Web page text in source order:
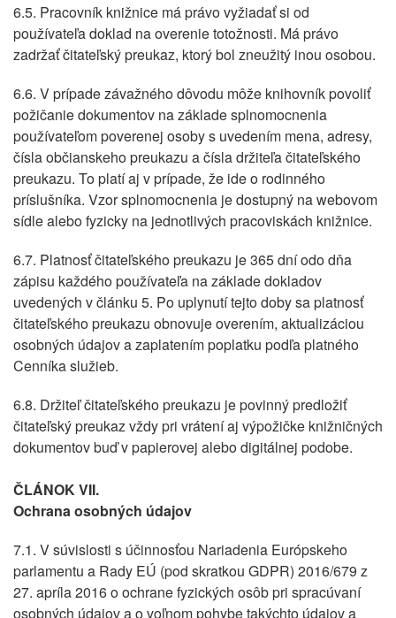
6.5. Pracovník knižnice má právo vyžiadať si od
používateľa doklad na overenie totožnosti. Má právo
zadržať čitateľský preukaz, ktorý bol zneužitý inou osobou.
6.6. V prípade závažného dôvodu môže knihovník povoliť
požičanie dokumentov na základe splnomocnenia
používateľom poverenej osoby s uvedením mena, adresy,
čísla občianskeho preukazu a čísla držiteľa čitateľského
preukazu. To platí aj v prípade, že ide o rodinného
príslušníka. Vzor splnomocnenia je dostupný na webovom
sídle alebo fyzicky na jednotlivých pracoviskách knižnice.
6.7. Platnosť čitateľského preukazu je 365 dní odo dňa
zápisu každého používateľa na základe dokladov
uvedených v článku 5. Po uplynutí tejto doby sa platnosť
čitateľského preukazu obnovuje overením, aktualizáciou
osobných údajov a zaplatením poplatku podľa platného
Cenníka služieb.
6.8. Držiteľ čitateľského preukazu je povinný predložiť
čitateľský preukaz vždy pri vrátení aj výpožičke knižničných
dokumentov buď v papierovej alebo digitálnej podobe.
ČLÁNOK VII.
Ochrana osobných údajov
7.1. V súvislosti s účinnosťou Nariadenia Európskeho
parlamentu a Rady EÚ (pod skratkou GDPR) 2016/679 z
27. apríla 2016 o ochrane fyzických osôb pri spracúvaní
osobných údajov a o voľnom pohybe takýchto údajov a